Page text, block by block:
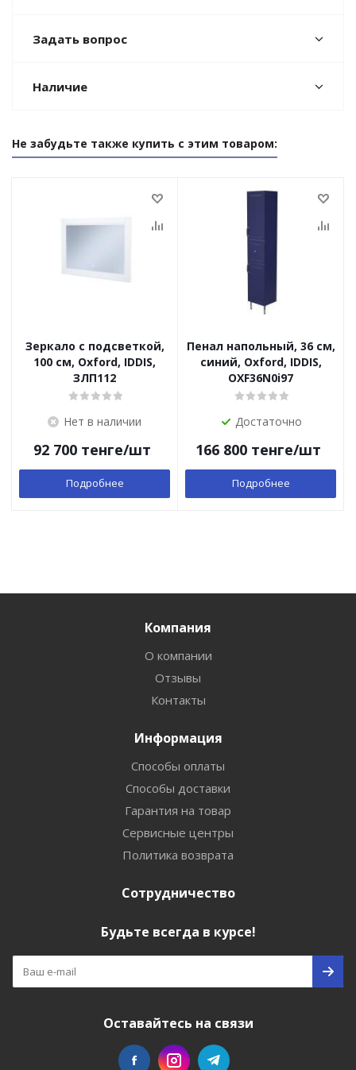
Задать вопрос
Наличие
Не забудьте также купить с этим товаром:
Зеркало с подсветкой,
100 см, Oxford, IDDIS,
ЗЛП112
Нет в наличии
92 700тенге/шт
Подробнее
Пенал напольный, 36 см,
синий, Oxford, IDDIS,
OXF36N0i97
Достаточно
166 800тенге/шт
Подробнее
Компания
О компании
Отзывы
Контакты
Информация
Способы оплаты
Способы доставки
Гарантия на товар
Сервисные центры
Политика возврата
Сотрудничество
Будьте всегда в курсе!
Оставайтесь на связи